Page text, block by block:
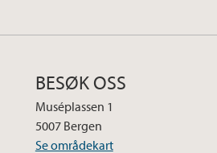
BESØK OSS
Muséplassen 1
5007 Bergen
Se områdekart